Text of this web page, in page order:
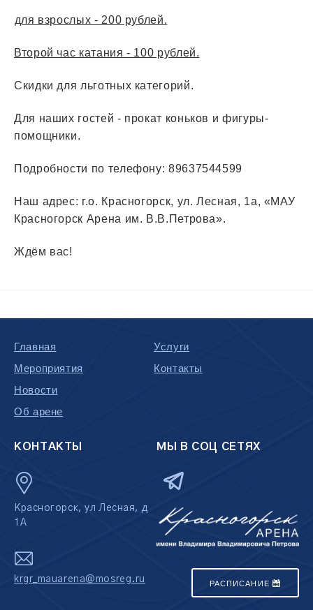
для взрослых - 200 рублей.
Второй час катания - 100 рублей.
Скидки для льготных категорий.
Для наших гостей - прокат коньков и фигуры-
помощники.
Подробности по телефону: 89637544599
Наш адрес: г.о. Красногорск, ул. Лесная, 1а, «МАУ
Красногорск Арена им. В.В.Петрова».
Ждём вас!
Главная
Мероприятия
Новости
Об арене
Услуги
Контакты
КОНТАКТЫ
Красногорск, ул Лесная, д
1А
krgr_mauarena@mosreg.ru
МЫ В СОЦ СЕТЯХ
РАСПИСАНИЕ